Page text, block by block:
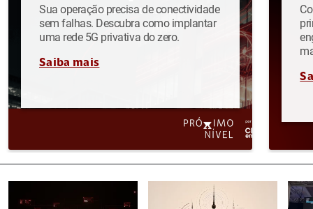
Sua operação precisa de conectividade
sem falhas. Descubra como implantar
uma rede 5G privativa do zero.
Saiba mais